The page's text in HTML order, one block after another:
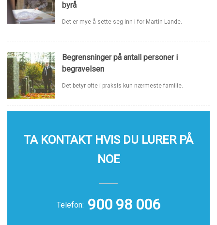
byrå
Det er mye å sette seg inn i for Martin Lande.
Begrensninger på antall personer i
begravelsen
Det betyr ofte i praksis kun nærmeste familie.
TA KONTAKT HVIS DU LURER PÅ
NOE
Telefon: 900 98 006